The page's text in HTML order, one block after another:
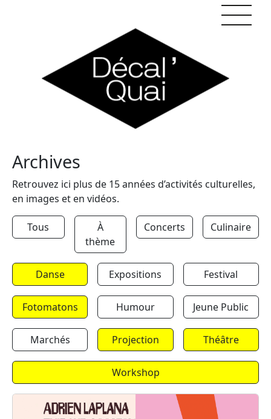
Archives
Retrouvez ici plus de 15 années d’activités culturelles,
en images et en vidéos.
Tous
À
thème
Concerts Culinaire
Danse Expositions Festival
Fotomatons Humour Jeune Public
Marchés Projection Théâtre
Workshop